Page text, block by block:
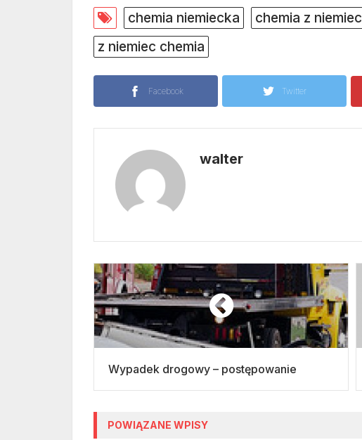
chemia niemiecka chemia z niemiec
z niemiec chemia
Facebook Twitter
walter
Wypadek drogowy – postępowanie
POWIĄZANE WPISY